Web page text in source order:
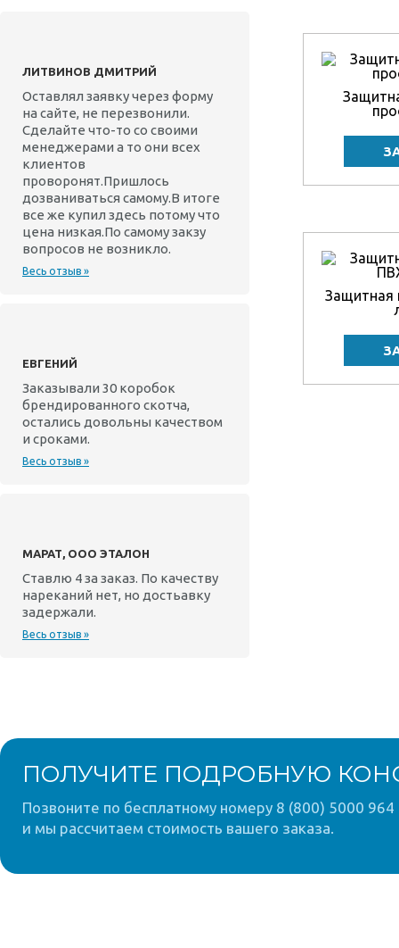
ЛИТВИНОВ ДМИТРИЙ
Оставлял заявку через форму
на сайте, не перезвонили.
Сделайте что-то со своими
менеджерами а то они всех
клиентов
проворонят.Пришлось
дозваниваться самому.В итоге
все же купил здесь потому что
цена низкая.По самому закзу
вопросов не возникло.
Весь отзыв »
ЕВГЕНИЙ
Заказывали 30 коробок
брендированного скотча,
остались довольны качеством
и сроками.
Весь отзыв »
МАРАТ, ООО ЭТАЛОН
Ставлю 4 за заказ. По качеству
нареканий нет, но достьавку
задержали.
Весь отзыв »
Защитная
ПОЛУЧИТЕ ПОДРОБНУЮ
Позвоните по бесплатному номеру 8 (800) 5000 964
и мы рассчитаем стоимость вашего заказа.